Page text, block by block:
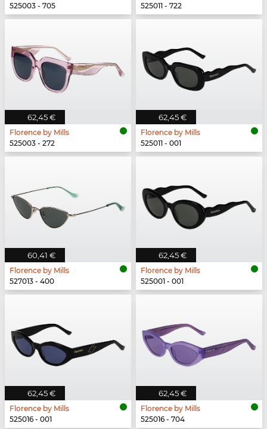
525003 - 705
525011 - 722
62,45 €
Florence by Mills
525003 - 272
62,45 €
Florence by Mills
525011 - 001
60,41 €
Florence by Mills
527013 - 400
62,45 €
Florence by Mills
525001 - 001
62,45 €
Florence by Mills
525016 - 001
62,45 €
Florence by Mills
525016 - 704